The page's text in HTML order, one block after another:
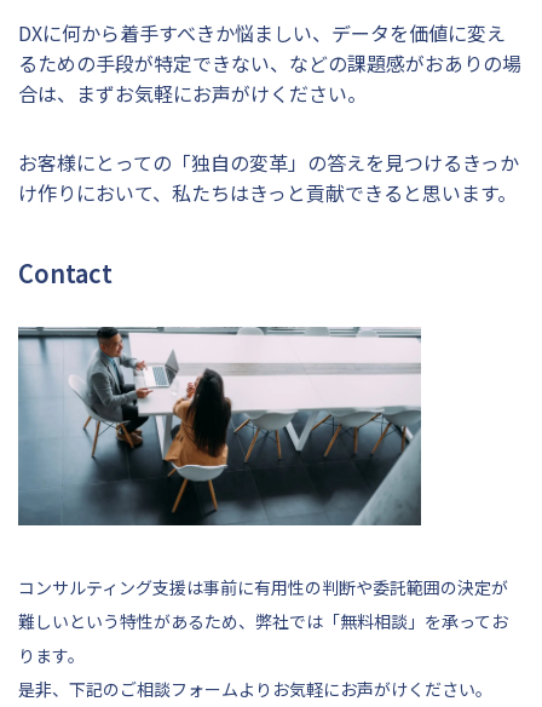
DXに何から着手すべきか悩ましい、データを価値に変え
るための手段が特定できない、などの課題感がおありの場
合は、まずお気軽にお声がけください。
お客様にとっての「独自の変革」の答えを見つけるきっか
け作りにおいて、私たちはきっと貢献できると思います。
Contact
コンサルティング支援は事前に有用性の判断や委託範囲の決定が
難しいという特性があるため、弊社では「無料相談」を承ってお
ります。
是非、 下記のご相談フォームよりお気軽にお声がけください。